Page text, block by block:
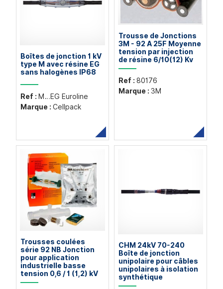
Boîtes de jonction 1 kV
type M avec résine EG
sans halogènes IP68
Ref : M…EG Euroline
Marque : Cellpack
Trousse de Jonctions
3M - 92 A 25F Moyenne
tension par injection
de résine 6/10(12) Kv
Ref : 80176
Marque : 3M
Trousses coulées
série 92 NB Jonction
pour application
industrielle basse
tension 0,6 / 1 (1,2) kV
CHM 24kV 70-240
Boîte de jonction
unipolaire pour câbles
unipolaires à isolation
synthétique